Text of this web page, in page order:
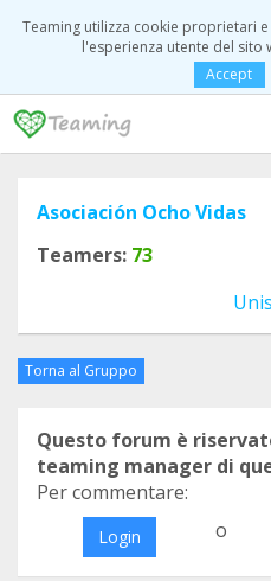
Teaming utilizza cookie proprietari
l'esperienza utente del sito
Accept
Asociación Ocho Vidas
Teamers: 73
Torna al Gruppo
Questo forum è
teaming manager di
Per commentare:
Login o